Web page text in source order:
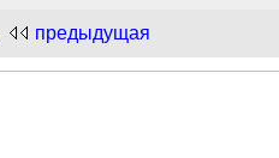
предыдущая